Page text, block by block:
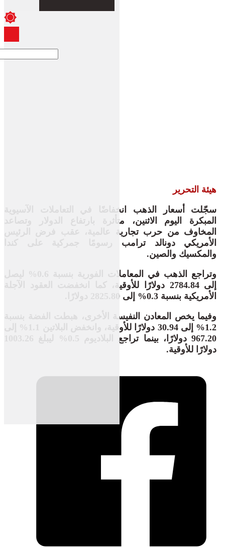
هيئة التحرير
سجّلت أسعار الذهب انخفاضًا في التعاملات الآسيوية
المبكرة اليوم الاثنين، متأثرة بارتفاع الدولار وتصاعد
المخاوف من حرب تجارية عالمية، عقب فرض الرئيس
الأمريكي دونالد ترامب رسومًا جمركية على كندا
والمكسيك والصين.
إلى 2784.84 دولارًا للأوقية، كما انخفضت العقود الآجلة
الأمريكية بنسبة 0.3% إلى 2825.80 دولارًا.
وفيما يخص المعادن النفيسة الأخرى، هبطت الفضة بنسبة
دولارًا للأوقية.